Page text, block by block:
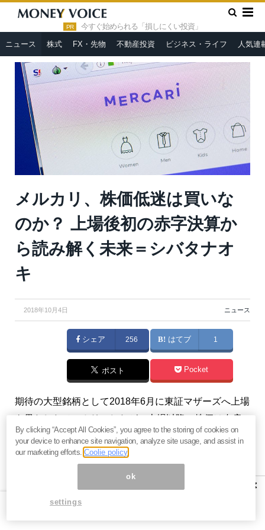
PR 今すぐ始められる「損しにくい投資」
ニュース 株式 FX・先物 不動産投資 ビジネス・ライフ 人気連
HOME » ニュース »
メルカリ、株価低迷は買いなのか？ 上場
後初の赤字決算から読み解く未来＝シバタナオキ
メルカリ、株価低迷は買いな
のか？ 上場後初の赤字決算か
ら読み解く未来＝シバタナオ
キ
2018年10月4日 ニュース
シェア 256 はてブ 1
ポスト Pocket
期待の大型銘柄として2018年6月に東証マザーズへ上場
を果たしたメルカリでしたが、上場以降、株価は右肩
下がり。その原因は赤字決算にあると言われています
が、本当にそうなのでしょうか。上場後に初めて発表
決算が読めるようになるノート 』シバタナオキ） ×
By clicking “Accept All Cookies”, you agree to the storing of cookies on
your device to enhance site navigation, analyze site usage, and assist in
our marketing efforts.Coolie policy
ok
settings